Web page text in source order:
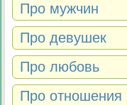
Про мужчин
Про девушек
Про любовь
Про отношения